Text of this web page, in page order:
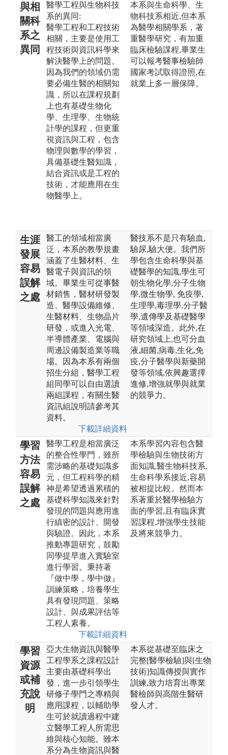
與相
關科
系之
異同
醫學工程與生物科技
系的異同:
醫學工程和工程技術
相關，主要是使用工
程技術與資訊科學來
解決醫學上的問題。
因為我們的領域仍需
要必備生醫的相關知
識，所以在課程規劃
上也有基礎生物化
學、生理學、生物統
計學的課程，但更重
視資訊與工程，包含
物理與數學的學習，
具備基礎生醫知識，
結合資訊或是工程的
技術，才能應用在生
物醫學上。
本系與生命科學、生
物科技系相近,但本系
為醫學相關學系，著
重醫學研究，有加重
臨床檢驗課程,畢業生
可以報考醫事檢驗師
國家考試取得證照,在
就業上多一層保障。
生涯
發展
容易
誤解
之處
醫工的領域相當廣
泛，本系的教學規畫
涵蓋了生醫材料、生
醫電子與資訊的領
域。畢業生可從事醫
材銷售，醫材研發製
造、醫學設備維修、
生醫材料、生物晶片
研發，或進入光電、
半導體產業、電腦與
周邊設備製造業等職
場。因為本系有兩個
招生分組，醫學工程
組同學可以自由選讀
兩組課程，有關生醫
資訊組說明請參考其
資料。
下載詳細資料
醫技系不是只有驗血,
驗尿,驗大便。我們所
學包含生命科學與基
礎醫學的知識,學生可
朝生物化學,分子生物
學,微生物學, 免疫學,
生理學,毒理學,分子醫
學,遺傳學及基礎醫學
等領域深造。此外,在
研究領域上,也可分血
液,細菌,病毒,生化,免
疫,分子醫學與新藥開
發等領域,依興趣選擇
進修,增強就學與就業
的競爭力。
學習
方法
容易
誤解
之處
醫學工程是相當廣泛
的整合性學門，雖所
需涉略的基礎知識多
元，但工程科學的精
神是希望透過累積的
基礎科學知識來針對
發現的問題與應用進
行縝密的設計、開發
與驗證。因此，本系
推動專題研究，鼓勵
同學提早進入實驗室
進行學習。秉持著
『做中學，學中做』
訓練策略，培養學生
具有發現問題、策略
設計、與成果評估等
工程人素養。
下載詳細資料
本系學習內容包含醫
學檢驗與生物技術方
面知識,醫生物科技系,
生命科學系接近,容易
被相提比較。然而本
系著重於醫學檢驗方
面的學習,且有臨床實
習課程,增強學生技能
及將來競爭力。
學習
資源
或補
充說
明
亞大生物資訊與醫學
工程學系之課程設計
主要由基礎科學出
發，進一步引領學生
研修子學門之專精與
應用課程，以輔助學
生可於就讀過程中建
立醫學工程人所需思
維與核心知能。雖本
系分為生物資訊與醫
本系從基礎至臨床之
完整[醫學檢驗]與[生物
技術]知識傳授與實作
訓練,致力培育出專業
醫檢師與高階生醫研
發人才。